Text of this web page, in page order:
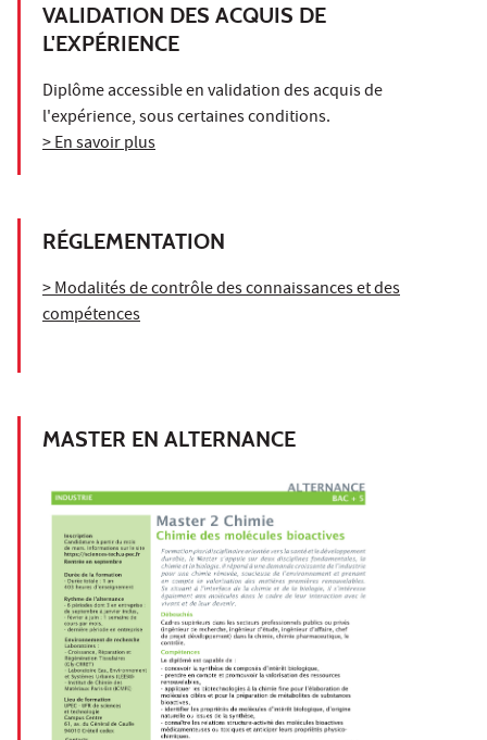
VALIDATION DES ACQUIS DE
L'EXPÉRIENCE
Diplôme accessible en validation des acquis de
l'expérience, sous certaines conditions.
> En savoir plus
RÉGLEMENTATION
> Modalités de contrôle des connaissances et des
compétences
MASTER EN ALTERNANCE